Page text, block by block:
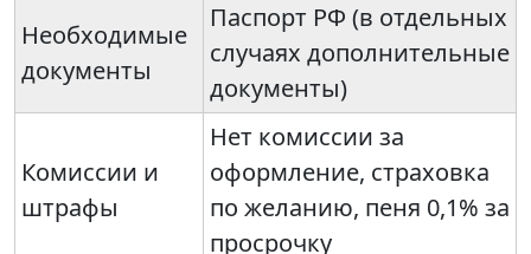
Необходимые
документы
Паспорт РФ (в отдельных
случаях дополнительные
документы)
Комиссии и
штрафы
Нет комиссии за
оформление, страховка
по желанию, пеня 0,1% за
просрочку